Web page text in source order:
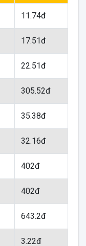
11.74đ
17.51đ
22.51đ
305.52đ
35.38đ
32.16đ
402đ
402đ
643.2đ
3.22đ